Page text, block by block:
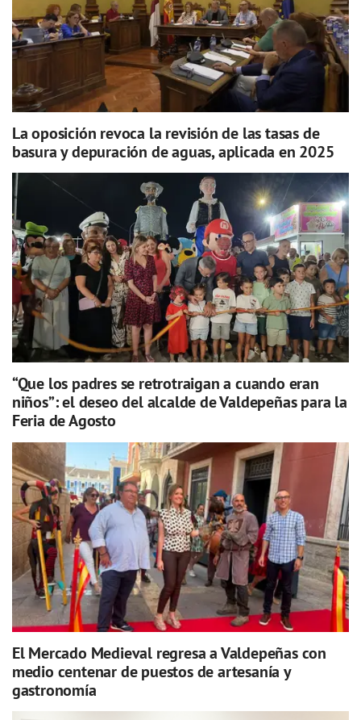
La oposición revoca la revisión de las tasas de
basura y depuración de aguas, aplicada en 2025
“Que los padres se retrotraigan a cuando eran
niños”: el deseo del alcalde de Valdepeñas para la
Feria de Agosto
El Mercado Medieval regresa a Valdepeñas con
medio centenar de puestos de artesanía y
gastronomía